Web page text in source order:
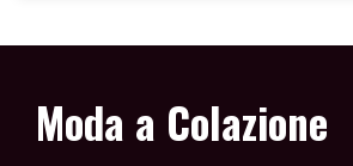
Moda a Colazione